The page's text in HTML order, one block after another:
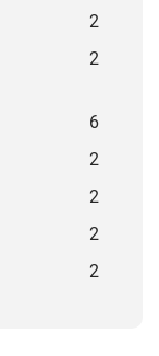
2
2
6
2
2
2
2